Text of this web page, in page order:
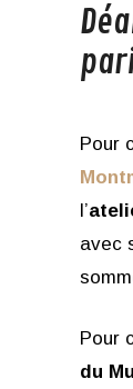
Pour
l’
avec
Pour
du